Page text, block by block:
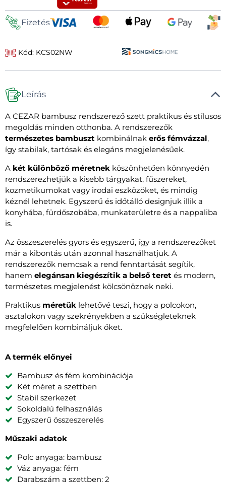
Fizetés
Kód: KCS02NW
Leírás
A CEZAR bambusz rendszerező szett praktikus és stílusos
megoldás minden otthonba. A rendszerezők
természetes bambuszt kombinálnak erős fémvázzal,
így stabilak, tartósak és elegáns megjelenésűek.
A két különböző méretnek köszönhetően könnyedén
rendszerezhetjük a kisebb tárgyakat, fűszereket,
kozmetikumokat vagy irodai eszközöket, és mindig
kéznél lehetnek. Egyszerű és időtálló designjuk illik a
konyhába, fürdőszobába, munkaterületre és a nappaliba
is.
Az összeszerelés gyors és egyszerű, így a rendszerezőket
már a kibontás után azonnal használhatjuk. A
rendszerezők nemcsak a rend fenntartását segítik,
hanem elegánsan kiegészítik a belső teret és modern,
természetes megjelenést kölcsönöznek neki.
Praktikus méretük lehetővé teszi, hogy a polcokon,
asztalokon vagy szekrényekben a szükségleteknek
megfelelően kombináljuk őket.
A termék előnyei
Bambusz és fém kombinációja
Két méret a szettben
Stabil szerkezet
Sokoldalú felhasználás
Egyszerű összeszerelés
Műszaki adatok
Polc anyaga: bambusz
Váz anyaga: fém
Darabszám a szettben: 2